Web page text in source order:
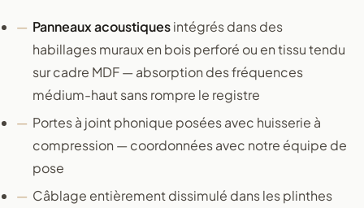
Panneaux acoustiquesintégrés dans des
habillages muraux en bois perforé ou en tissu tendu
sur cadre MDF — absorption des fréquences
médium-haut sans rompre le registre
Portes à joint phonique posées avec huisserie à
compression — coordonnées avec notre équipe de
pose
Câblage entièrement dissimulé dans les plinthes